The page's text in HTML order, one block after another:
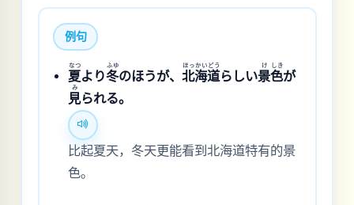
例句
夏
なつ
より冬
ふゆ
のほうが、北
ほっ
海
かい
道
どう
らしい景
け
色
しき
が
見
み
られる。
比起夏天，冬天更能看到北海道特有的景
色。